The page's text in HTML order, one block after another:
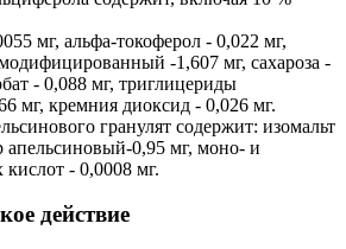
мг, альфа-токоферол - 0,022 мг,
-1,607 мг, сахароза -
- 0,088 мг, триглицериды
мг, кремния диоксид - 0,026 мг.
гранулят содержит: изомальт
апельсиновый-0,95 мг, моно- и
- 0,0008 мг.
действие